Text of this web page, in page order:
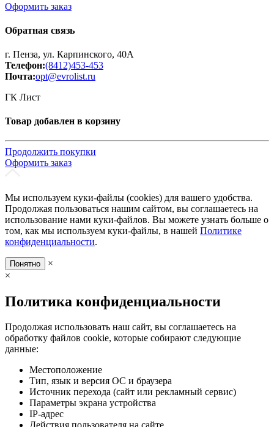
Оформить заказ
Обратная связь
г. Пенза, ул. Карпинского, 40А
Телефон:(8412)453-453
Почта:opt@evrolist.ru
ГК Лист
Товар добавлен в корзину
Продолжить покупки
Оформить заказ
Мы используем куки-файлы (cookies) для вашего удобства.
Продолжая пользоваться нашим сайтом, вы соглашаетесь на
использование нами куки-файлов. Вы можете узнать больше о
том, как мы используем куки-файлы, в нашей Политике
конфиденциальности.
Понятно
×
×
Политика конфиденциальности
Продолжая использовать наш сайт, вы соглашаетесь на
обработку файлов cookie, которые собирают следующие
данные:
Местоположение
Тип, язык и версия ОС и браузера
Источник перехода (сайт или рекламный сервис)
Параметры экрана устройства
IP-адрес